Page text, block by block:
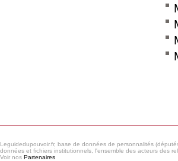
Leguidedupouvoir.fr, base de données de personnalités
données et fichiers institutionnels, l'ensemble des acteurs des
Voir nos Partenaires